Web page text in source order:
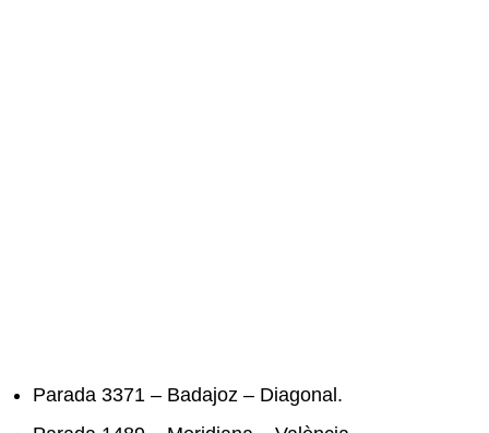
Parada 3371 – Badajoz – Diagonal.